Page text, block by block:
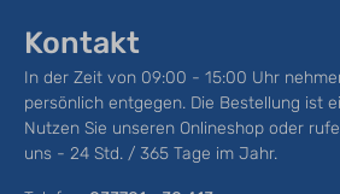
Kontakt
In der Zeit von 09:00 - 15:00 Uhr
persönlich entgegen. Die Bestellung ist
Nutzen Sie unseren Onlineshop oder
uns - 24 Std. / 365 Tage im Jahr.